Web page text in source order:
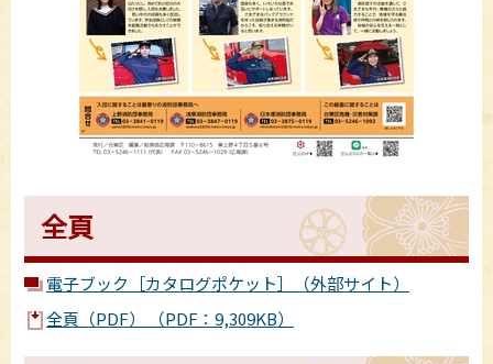
全頁
電子ブック［カタログポケット］（外部サイト）
全頁（PDF） （PDF：9,309KB）